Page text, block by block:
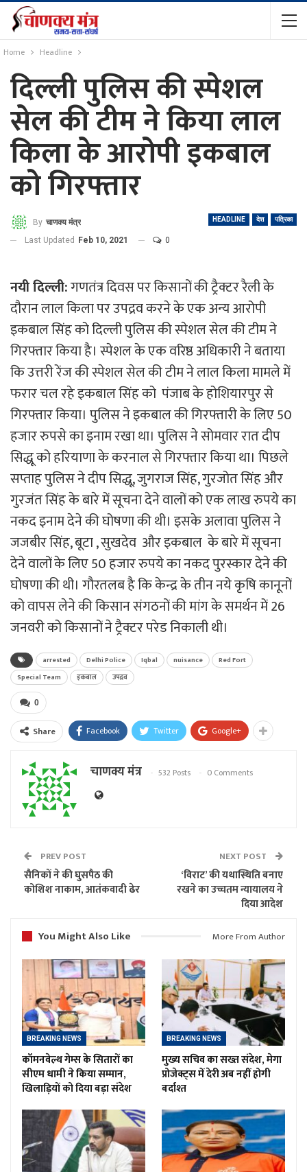
Home Headline
दिल्ली पुलिस की स्पेशल
सेल की टीम ने किया लाल
किला के आरोपी इकबाल
को गिरफ्तार
HEADLINE देश पत्रिका
By चाणक्य मंत्र
Last Updated Feb 10, 2021 0
नयी दिल्ली:गणतंत्र दिवस पर किसानों की ट्रैक्टर रैली के
दौरान लाल किला पर उपद्रव करने के एक अन्य आरोपी
इकबाल सिंह को दिल्ली पुलिस की स्पेशल सेल की टीम ने
गिरफ्तार किया है। स्पेशल के एक वरिष्ठ अधिकारी ने बताया
कि उत्तरी रेंज की स्पेशल सेल की टीम ने लाल किला मामले में
फरार चल रहे इकबाल सिंह को पंजाब के होशियारपुर से
गिरफ्तार किया। पुलिस ने इकबाल की गिरफ्तारी के लिए 50
हजार रुपसे का इनाम रखा था। पुलिस ने सोमवार रात दीप
सिद्धू को हरियाणा के करनाल से गिरफ्तार किया था। पिछले
सप्ताह पुलिस ने दीप सिद्धू, जुगराज सिंह, गुरजोत सिंह और
गुरजंत सिंह के बारे में सूचना देने वालों को एक लाख रुपये का
नकद इनाम देने की घोषणा की थी। इसके अलावा पुलिस ने
जजबीर सिंह, बूटा , सुखदेव और इकबाल के बारे में सूचना
देने वालों के लिए 50 हजार रुपये का नकद पुरस्कार देने की
घोषणा की थी। गौरतलब है कि केन्द्र के तीन नये कृषि कानूनों
को वापस लेने की किसान संगठनों की मांग के समर्थन में 26
जनवरी को किसानों ने ट्रैक्टर परेड निकाली थी।
arrested Delhi Police Iqbal nuisance
Red Fort
Special Team
इकबाल उपद्रव
0
Share Facebook Twitter Google+
चाणक्य मंत्र 532 Posts 0 Comments
PREV POST
सैनिकों ने की घुसपैठ की
कोशिश नाकाम, आतंकवादी ढेर
NEXT POST
‘विराट’ की यथास्थिति बनाए
रखने का उच्चतम न्यायालय ने
दिया आदेश
You Might Also Like
More From Author
BREAKING NEWS
कॉमनवेल्थ गेम्स के सितारों का
सीएम धामी ने किया सम्मान,
खिलाड़ियों को दिया बड़ा संदेश
BREAKING NEWS
मुख्य सचिव का सख्त संदेश, मेगा
प्रोजेक्ट्स में देरी अब नहीं होगी
बर्दाश्त